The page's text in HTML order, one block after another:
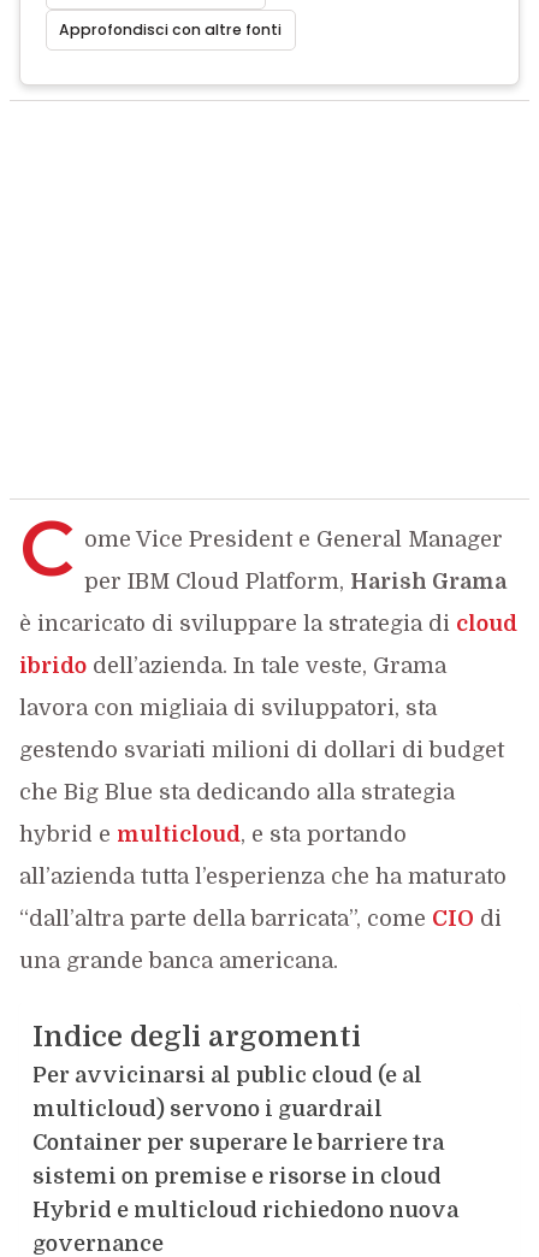
Approfondisci con altre fonti
C ome Vice President e General Manager
per IBM Cloud Platform, Harish Grama
è incaricato di sviluppare la strategia di cloud
ibridodell’azienda. In tale veste, Grama
lavora con migliaia di sviluppatori, sta
gestendo svariati milioni di dollari di budget
che Big Blue sta dedicando alla strategia
hybrid e multicloud, e sta portando
all’azienda tutta l’esperienza che ha maturato
“dall’altra parte della barricata”, come CIO di
una grande banca americana.
Indice degli argomenti
Per avvicinarsi al public cloud (e al
multicloud) servono i guardrail
Container per superare le barriere tra
sistemi on premise e risorse in cloud
Hybrid e multicloud richiedono nuova
governance